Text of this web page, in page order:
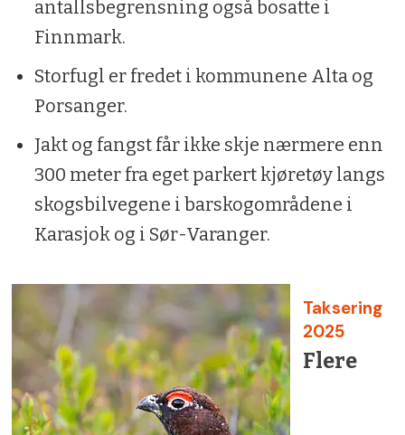
antallsbegrensning også bosatte i
Finnmark.
Storfugl er fredet i kommunene Alta og
Porsanger.
Jakt og fangst får ikke skje nærmere enn
300 meter fra eget parkert kjøretøy langs
skogsbilvegene i barskogområdene i
Karasjok og i Sør-Varanger.
Taksering
2025
Flere